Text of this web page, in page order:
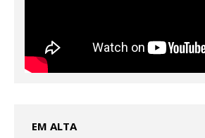
EM ALTA